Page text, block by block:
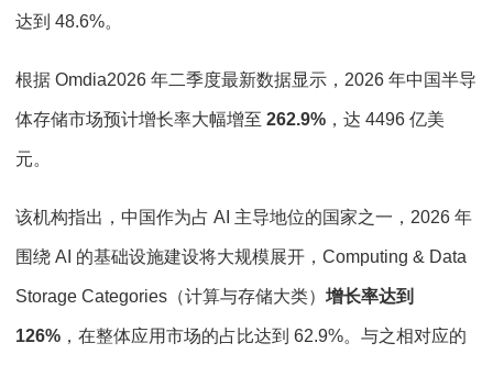
达到 48.6%。
根据 Omdia2026 年二季度最新数据显示，2026 年中国半导
体存储市场预计增长率大幅增至 262.9% ，达 4496 亿美
元。
该机构指出，中国作为占 AI 主导地位的国家之一，2026 年
围绕 AI 的基础设施建设将大规模展开，Computing & Data
Storage Categories（计算与存储大类） 增长率达到
126% ，在整体应用市场的占比达到 62.9%。与之相对应的